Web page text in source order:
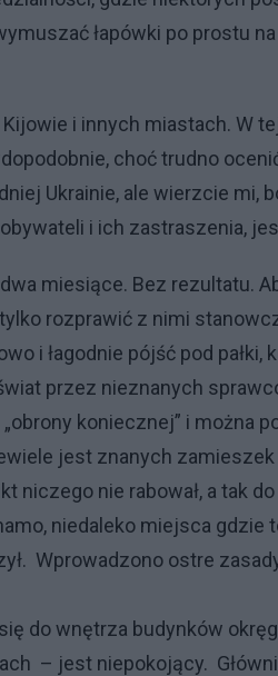
łapówki po prostu
i innych miastach. W
choć trudno
Ukrainie, ale wierzcie mi,
i ich zastraszenia,
miesiące. Bez rezultatu.
tylko rozprawić z nimi
i łagodnie pójść pod pałki,
przez nieznanych
koniecznej” i można
jest znanych
niczego nie rabował, a tak
niedaleko miejsca gdzie
Wprowadzono ostre
do wnętrza budynków
– jest niepokojący.